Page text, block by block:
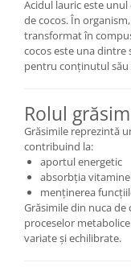
Acidul lauric este
de cocos. În
transformat în
cocos este una dintre
pentru conținutul său
Rolul
Grăsimile reprezintă
contribuind la:
aportul energetic
absorbția
menținerea
Grăsimile din nuca
proceselor
variate și echilibrate.